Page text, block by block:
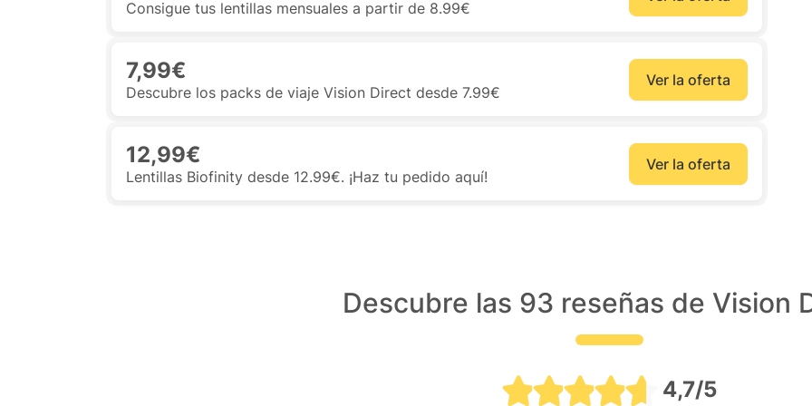
Consigue tus lentillas mensuales a partir de 8.99€
7,99€
Descubre los packs de viaje Vision Direct desde 7.99€
Ver la oferta
12,99€
Lentillas Biofinity desde 12.99€. ¡Haz tu pedido aquí!
Ver la oferta
Descubre las 93 reseñas de Vision
4,7/5